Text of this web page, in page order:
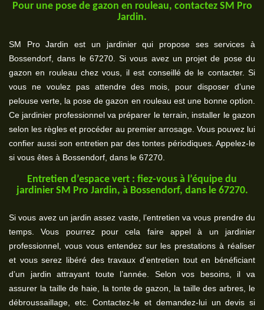
Pour une pose de gazon en rouleau, contactez SM Pro
Jardin.
SM Pro Jardin est un jardinier qui propose ses services à
Bossendorf, dans le 67270. Si vous avez un projet de pose du
gazon en rouleau chez vous, il est conseillé de le contacter. Si
vous ne voulez pas attendre des mois, pour disposer d’une
pelouse verte, la pose de gazon en rouleau est une bonne option.
Ce jardinier professionnel va préparer le terrain, installer le gazon
selon les règles et procéder au premier arrosage. Vous pouvez lui
confier aussi son entretien par des tontes périodiques. Appelez-le
si vous êtes à Bossendorf, dans le 67270.
Entretien d’espace vert : fiez-vous à l’équipe du
jardinier SM Pro Jardin, à Bossendorf, dans le 67270.
Si vous avez un jardin assez vaste, l’entretien va vous prendre du
temps. Vous pourrez pour cela faire appel à un jardinier
professionnel, vous vous entendez sur les prestations à réaliser
et vous serez libéré des travaux d’entretien tout en bénéficiant
d’un jardin attrayant toute l’année. Selon vos besoins, il va
assurer la taille de haie, la tonte de gazon, la taille des arbres, le
débroussaillage, etc. Contactez-le et demandez-lui un devis si